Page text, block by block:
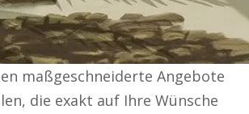
maßgeschneiderte Angebote
die exakt auf Ihre Wünsche